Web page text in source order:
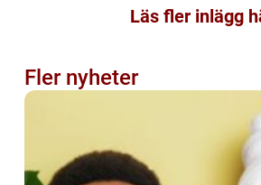
Läs fler inlägg
Fler nyheter